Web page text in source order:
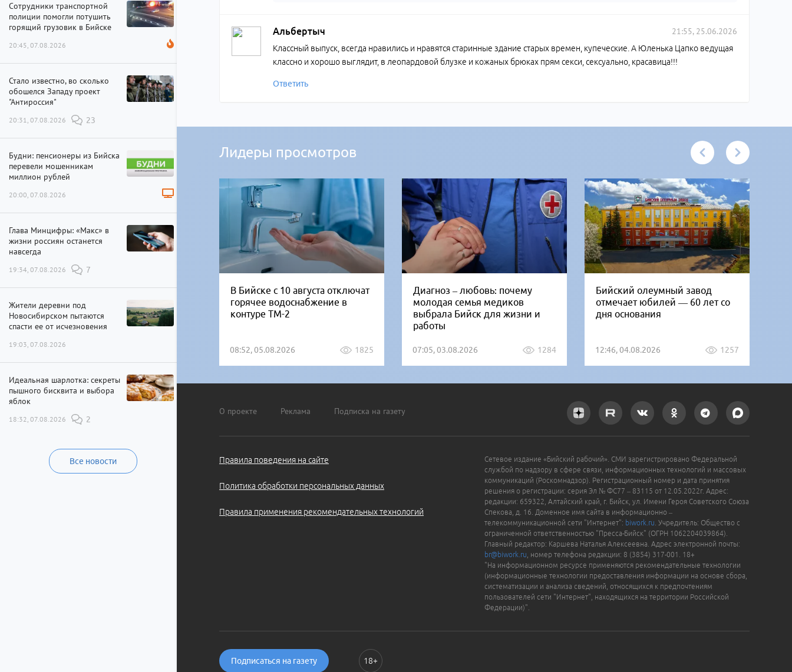
Сотрудники транспортной
полиции помогли потушить
горящий грузовик в Бийске
20:45, 07.08.2026
Стало известно, во сколько
обошелся Западу проект
"Антироссия"
20:31, 07.08.2026 23
Будни: пенсионеры из Бийска
перевели мошенникам
миллион рублей
20:00, 07.08.2026
Глава Минцифры: «Макс» в
жизни россиян останется
навсегда
19:34, 07.08.2026 7
Жители деревни под
Новосибирском пытаются
спасти ее от исчезновения
19:03, 07.08.2026
Идеальная шарлотка: секреты
пышного бисквита и выбора
яблок
18:32, 07.08.2026 2
Все новости
Альбертыч 21:55, 25.06.2026
Классный выпуск, всегда нравились и нравятся старинные здание старых времен, купеческие. А Юленька Цапко ведущая
классно и хорошо выглядит, в леопардовой блузке и кожаных брюках прям секси, сексуально, красавица!!!
Ответить
Лидеры просмотров
В Бийске с 10 августа отключат
горячее водоснабжение в
контуре ТМ-2
08:52, 05.08.2026 1825
Диагноз – любовь: почему
молодая семья медиков
выбрала Бийск для жизни и
работы
07:05, 03.08.2026 1284
Бийский олеумный завод
отмечает юбилей — 60 лет со
дня основания
12:46, 04.08.2026 1257
О проекте Реклама Подписка на газету
Правила поведения на сайте
Политика обработки персональных данных
Правила применения рекомендательных технологий
Сетевое издание «Бийский рабочий». СМИ зарегистрировано Федеральной
службой по надзору в сфере связи, информационных технологий и массовых
коммуникаций (Роскомнадзор). Регистрационный номер и дата принятия
решения о регистрации: серия Эл № ФС77 – 83115 от 12.05.2022г. Адрес:
редакции: 659322, Алтайский край, г. Бийск, ул. Имени Героя Советского Союза
Спекова, д. 16. Доменное имя сайта в информационно –
телекоммуникационной сети "Интернет": biwork.ru . Учредитель: Общество с
ограниченной ответственностью "Пресса-Бийск" (ОГРН 1062204039864).
Главный редактор: Каршева Наталья Алексеевна. Адрес электронной почты:
br@biwork.ru , номер телефона редакции: 8 (3854) 317-001. 18+
"На информационном ресурсе применяются рекомендательные технологии
(информационные технологии предоставления информации на основе сбора,
систематизации и анализа сведений, относящихся к предпочтениям
пользователей сети "Интернет", находящихся на территории Российской
Федерации)".
Подписаться на газету 18+